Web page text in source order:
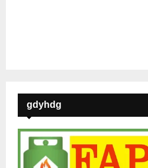
gdyhdg